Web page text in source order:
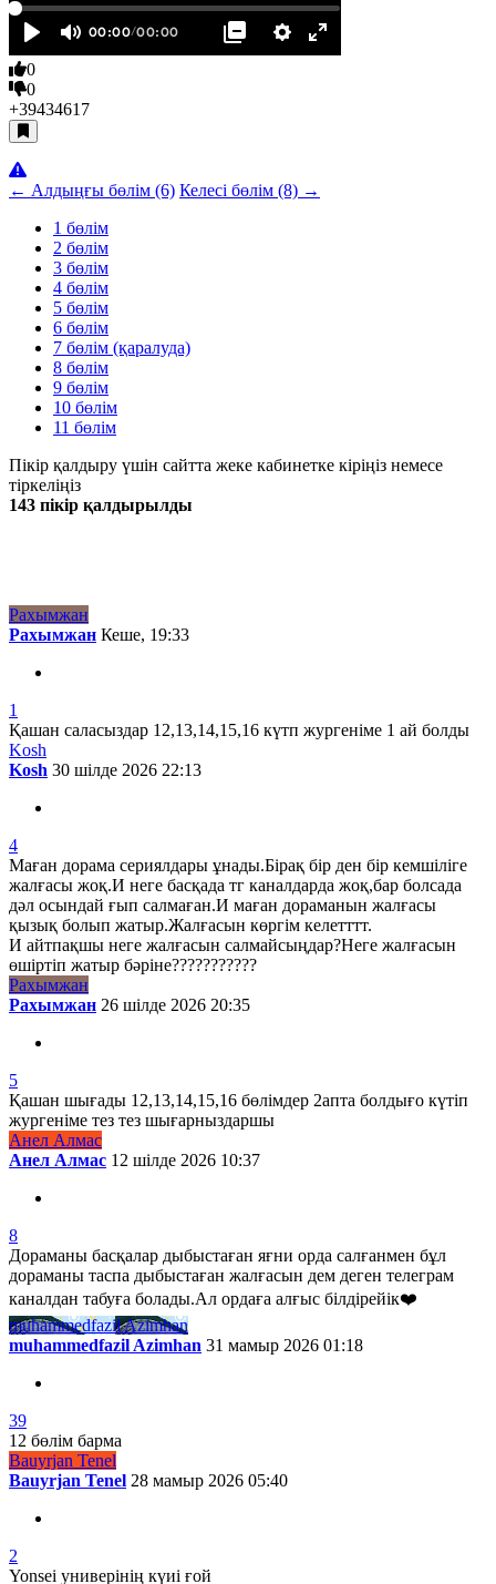
0
0
+39434617
← Алдыңғы бөлім (6) Келесі бөлім (8) →
1 бөлім
2 бөлім
3 бөлім
4 бөлім
5 бөлім
6 бөлім
7 бөлім (қаралуда)
8 бөлім
9 бөлім
10 бөлім
11 бөлім
Пікір қалдыру үшін сайтта жеке кабинетке кіріңіз немесе
тіркеліңіз
143 пікір қалдырылды
Рахымжан
Рахымжан Кеше, 19:33
1
Қашан саласыздар 12,13,14,15,16 күтп жургеніме 1 ай болды
Kosh
Kosh 30 шілде 2026 22:13
4
Маған дорама сериялдары ұнады.Бірақ бір ден бір кемшіліге
жалғасы жоқ.И неге басқада тг каналдарда жоқ,бар болсада
дәл осындай ғып салмаған.И маған дораманын жалғасы
қызық болып жатыр.Жалғасын көргім келетттт.
И айтпақшы неге жалғасын салмайсыңдар?Неге жалғасын
өшіртіп жатыр бәріне???????????
Рахымжан
Рахымжан 26 шілде 2026 20:35
5
Қашан шығады 12,13,14,15,16 бөлімдер 2апта болдығо күтіп
жургеніме тез тез шығарныздаршы
Анел Алмас
Анел Алмас 12 шілде 2026 10:37
8
Дораманы басқалар дыбыстаған яғни орда салғанмен бұл
дораманы таспа дыбыстаған жалғасын дем деген телеграм
каналдан табуға болады.Ал ордаға алғыс білдірейік❤️
muhammedfazil Azimhan
muhammedfazil Azimhan 31 мамыр 2026 01:18
39
12 бөлім барма
Bauyrjan Tenel
Bauyrjan Tenel 28 мамыр 2026 05:40
2
Yonsei универінің күиі ғой